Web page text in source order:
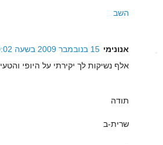
השב
אנונימי 15 בנובמבר 2009 בשעה 10:02
אלף נשיקות לך יקירתי על היופי
תודה
שרית-ב